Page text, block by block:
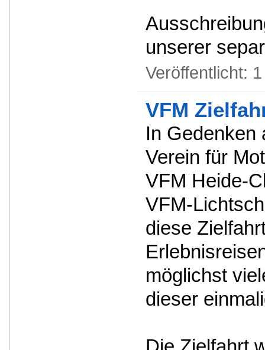
unserer
Veröffentlicht:
VFM
In Gedenken
Verein für
VFM Heide-
VFM-
diese
möglichst
dieser